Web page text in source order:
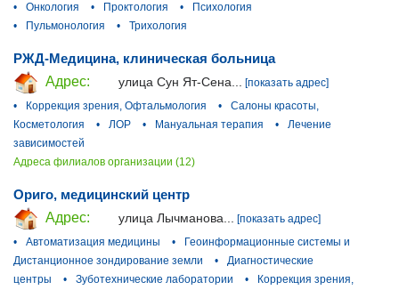
•
Онкология • Проктология •
Психология
•
Пульмонология • Трихология
РЖД-Медицина, клиническая больница
Адрес:
улица Сун Ят-Сена...
[показать адрес]
•
Коррекция зрения, Офтальмология •
Салоны красоты,
Косметология
• ЛОР • Мануальная терапия •
Лечение
зависимостей
Адреса филиалов организации (12)
Ориго, медицинский центр
Адрес:
улица Лычманова...
[показать адрес]
•
Автоматизация медицины •
Геоинформационные системы и
Дистанционное зондирование земли
•
Диагностические
центры
• Зуботехнические лаборатории •
Коррекция зрения,